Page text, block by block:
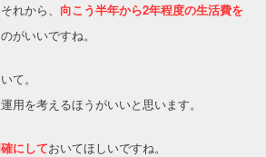
れから、 向こう半年から2年程度の生活費を
のがいいですね。
て。
用を考えるほうがいいと思います。
にしておいてほしいですね。